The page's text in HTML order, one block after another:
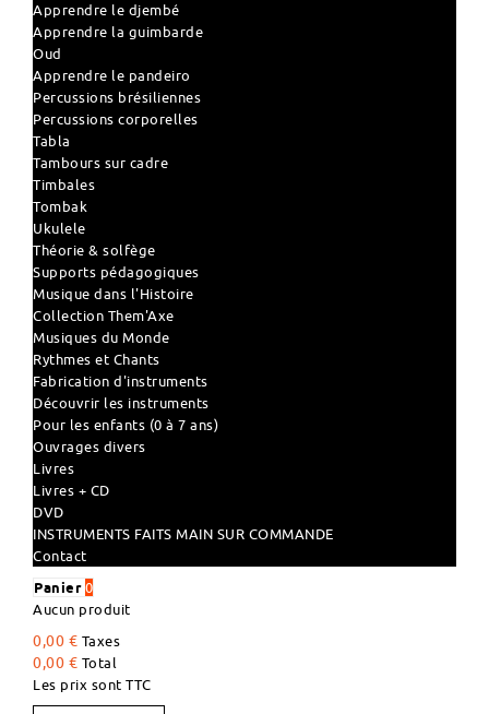
Apprendre le djembé
Apprendre la guimbarde
Oud
Apprendre le pandeiro
Percussions brésiliennes
Percussions corporelles
Tabla
Tambours sur cadre
Timbales
Tombak
Ukulele
Théorie & solfège
Supports pédagogiques
Musique dans l'Histoire
Collection Them'Axe
Musiques du Monde
Rythmes et Chants
Fabrication d'instruments
Découvrir les instruments
Pour les enfants (0 à 7 ans)
Ouvrages divers
Livres
Livres + CD
DVD
INSTRUMENTS FAITS MAIN SUR COMMANDE
Contact
Panier 0
Aucun produit
0,00 € Taxes
0,00 € Total
Les prix sont TTC